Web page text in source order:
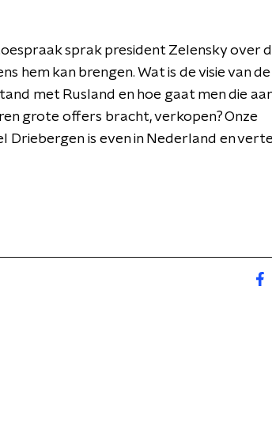
sprak president Zelensky over
hem kan brengen. Wat is de visie van de
met Rusland en hoe gaat men die
grote offers bracht, verkopen? Onze
Driebergen is even in Nederland en